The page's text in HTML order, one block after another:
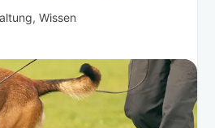
, Wissen